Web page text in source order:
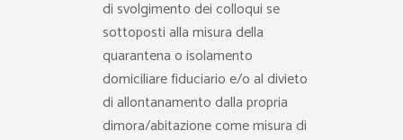
di svolgimento dei colloqui se
sottoposti alla misura della
quarantena o isolamento
domiciliare fiduciario e/o al divieto
di allontanamento dalla propria
dimora/abitazione come misura di